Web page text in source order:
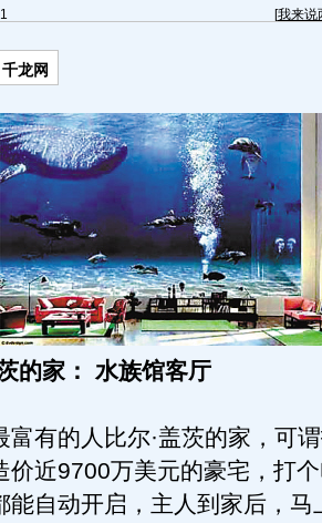
[我来说
龙网
的家： 水族馆客厅
的人比尔·盖茨的家，可谓
价近9700万美元的豪宅，打
能自动开启，主人到家后，马